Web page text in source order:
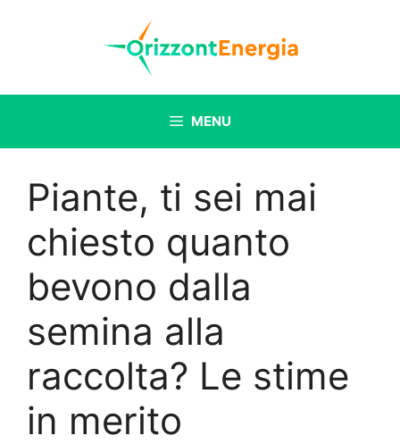
MENU
Piante, ti sei mai
chiesto quanto
bevono dalla
semina alla
raccolta? Le stime
in merito